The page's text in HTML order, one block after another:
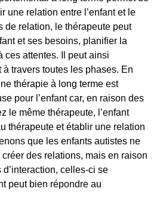
une relation entre l’enfant et le
de relation, le thérapeute peut
et ses besoins, planifier la
ces attentes. Il peut ainsi
à travers toutes les phases. En
thérapie à long terme est
pour l’enfant car, en raison des
le même thérapeute, l’enfant
thérapeute et établir une relation
que les enfants autistes ne
des relations, mais en raison
celles-ci se
peut bien répondre au